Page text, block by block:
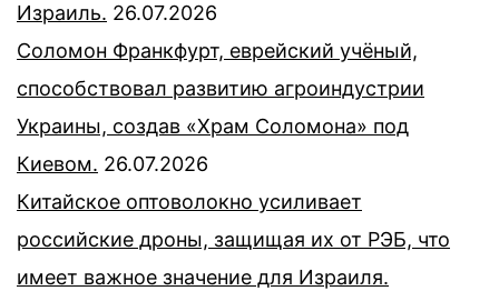
Израиль. 26.07.2026
Соломон Франкфурт, еврейский учёный,
способствовал развитию агроиндустрии
Украины, создав «Храм Соломона» под
Киевом. 26.07.2026
Китайское оптоволокно усиливает
российские дроны, защищая их от РЭБ, что
имеет важное значение для Израиля.